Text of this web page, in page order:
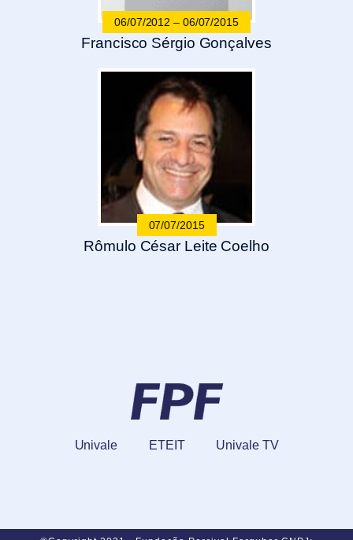
06/07/2012 – 06/07/2015
Francisco Sérgio Gonçalves
07/07/2015
Rômulo César Leite Coelho
Univale ETEIT Univale TV